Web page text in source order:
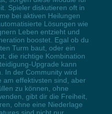
Spieler diskutieren oft in
bei aktiven Heilungen
Lösungen wie
Leben entzieht und
boostet. Egal ob du
Turm baut, oder ein
die richtige Kombination
Upgrade kann
In der Community wird
am effektivsten sind, aber
zu können, ohne
gibt dir die Freiheit,
ohne eine Niederlage